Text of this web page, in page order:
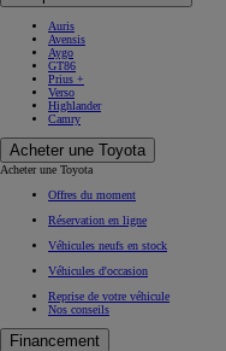
Auris
Avensis
Aygo
GT86
Prius +
Verso
Highlander
Camry
Acheter une Toyota
Acheter une Toyota
Offres du moment
Réservation en ligne
Véhicules neufs en stock
Véhicules d'occasion
Reprise de votre véhicule
Nos conseils
Financement